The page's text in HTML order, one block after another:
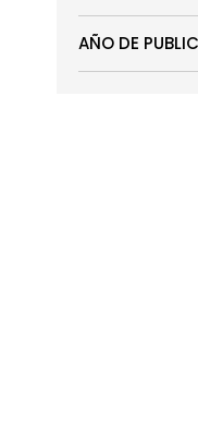
AÑO DE